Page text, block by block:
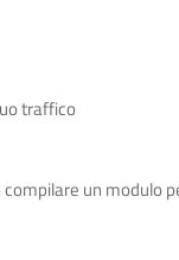
traffico
un modulo